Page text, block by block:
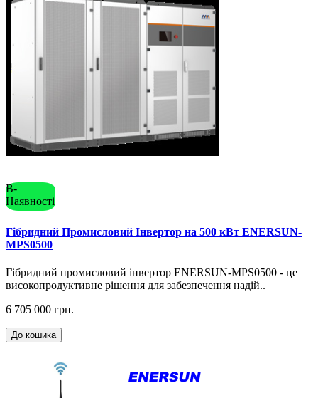
В-
Наявності
Гібридний Промисловий Інвертор на 500 кВт ENERSUN-
MPS0500
Гібридний промисловий інвертор ENERSUN-MPS0500 - це
високопродуктивне рішення для забезпечення надій..
6 705 000 грн.
До кошика